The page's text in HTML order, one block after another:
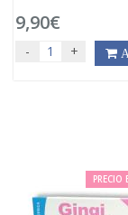
9,90€
- +
PRECIO